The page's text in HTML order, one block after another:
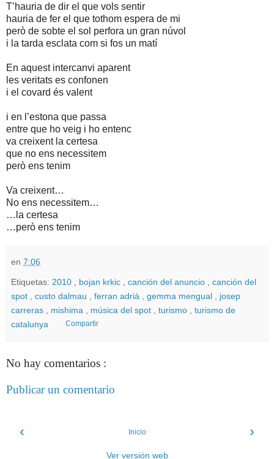
T’hauria de dir el que vols sentir
hauria de fer el que tothom espera de mi
però de sobte el sol perfora un gran núvol
i la tarda esclata com si fos un matí
En aquest intercanvi aparent
les veritats es confonen
i el covard és valent
i en l’estona que passa
entre que ho veig i ho entenc
va creixent la certesa
que no ens necessitem
però ens tenim
Va creixent…
No ens necessitem…
…la certesa
…però ens tenim
en 7:06
Etiquetas: 2010 bojan krkic canción del anuncio
canción del
spot
custo dalmau ferran adrià gemma mengual
josep
carreras
mishima música del spot turismo
turismo de
catalunya
Compartir
No hay comentarios :
Publicar un comentario
‹ ›
Inicio
Ver versión web